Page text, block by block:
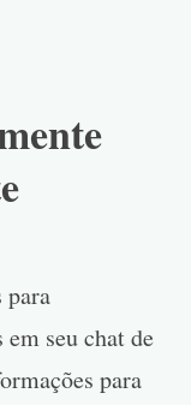
para
seu chat de
para